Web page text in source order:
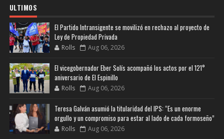
ULTIMOS
El Partido Intransigente se movilizó en rechazo al proyecto de
Ley de Propiedad Privada
Rolls Aug 06, 2026
El vicegobernador Eber Solís acompañó los actos por el 121°
aniversario de El Espinillo
Rolls Aug 06, 2026
Teresa Galván asumió la titularidad del IPS: “Es un enorme
orgullo y un compromiso para estar al lado de cada formoseño”
Rolls Aug 06, 2026